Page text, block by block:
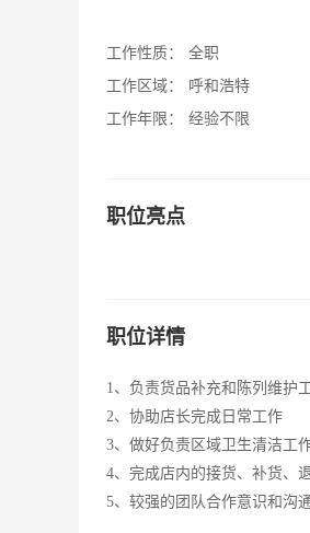
工作性质：
全职
工作区域：
呼和浩特
工作年限：
经验不限
职位亮点
职位详情
1、负责货品补充和陈列维护
2、协助店长完成日常工作
3、做好负责区域卫生清洁工
4、完成店内的接货、补货、
5、较强的团队合作意识和沟